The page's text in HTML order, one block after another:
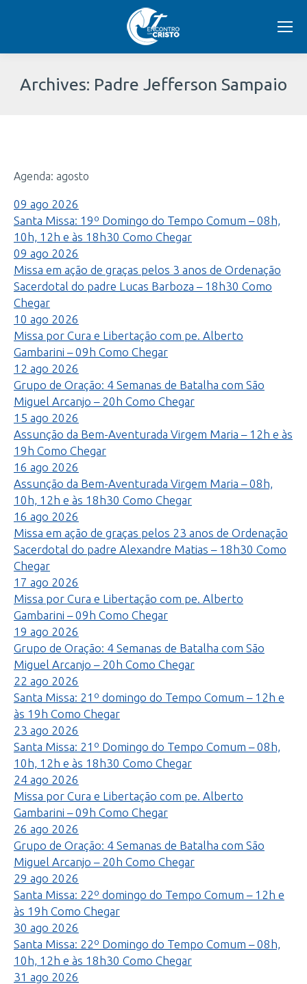
Archives: Padre Jefferson Sampaio
Agenda: agosto
09 ago 2026
Santa Missa: 19º Domingo do Tempo Comum – 08h,
10h, 12h e às 18h30 Como Chegar
09 ago 2026
Missa em ação de graças pelos 3 anos de Ordenação
Sacerdotal do padre Lucas Barboza – 18h30 Como
Chegar
10 ago 2026
Missa por Cura e Libertação com pe. Alberto
Gambarini – 09h Como Chegar
12 ago 2026
Grupo de Oração: 4 Semanas de Batalha com São
Miguel Arcanjo – 20h Como Chegar
15 ago 2026
Assunção da Bem-Aventurada Virgem Maria – 12h e às
19h Como Chegar
16 ago 2026
Assunção da Bem-Aventurada Virgem Maria – 08h,
10h, 12h e às 18h30 Como Chegar
16 ago 2026
Missa em ação de graças pelos 23 anos de Ordenação
Sacerdotal do padre Alexandre Matias – 18h30 Como
Chegar
17 ago 2026
Missa por Cura e Libertação com pe. Alberto
Gambarini – 09h Como Chegar
19 ago 2026
Grupo de Oração: 4 Semanas de Batalha com São
Miguel Arcanjo – 20h Como Chegar
22 ago 2026
Santa Missa: 21º domingo do Tempo Comum – 12h e
às 19h Como Chegar
23 ago 2026
Santa Missa: 21º Domingo do Tempo Comum – 08h,
10h, 12h e às 18h30 Como Chegar
24 ago 2026
Missa por Cura e Libertação com pe. Alberto
Gambarini – 09h Como Chegar
26 ago 2026
Grupo de Oração: 4 Semanas de Batalha com São
Miguel Arcanjo – 20h Como Chegar
29 ago 2026
Santa Missa: 22º domingo do Tempo Comum – 12h e
às 19h Como Chegar
30 ago 2026
Santa Missa: 22º Domingo do Tempo Comum – 08h,
10h, 12h e às 18h30 Como Chegar
31 ago 2026